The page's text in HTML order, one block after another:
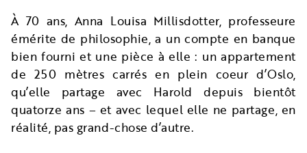
À 70 ans, Anna Louisa Millisdotter, professeure
émérite de philosophie, a un compte en banque
bien fourni et une pièce à elle : un appartement
de 250 mètres carrés en plein coeur d’Oslo,
qu’elle partage avec Harold depuis bientôt
quatorze ans – et avec lequel elle ne partage, en
réalité, pas grand-chose d’autre.